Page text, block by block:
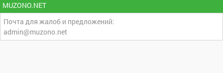
MUZONO.NET
Почта для жалоб и предложений:
admin@muzono.net